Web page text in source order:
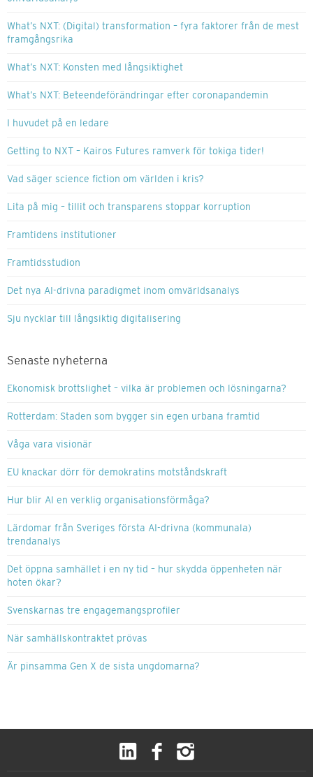
What’s NXT: (Digital) transformation – fyra faktorer från de mest
framgångsrika
What’s NXT: Konsten med långsiktighet
What’s NXT: Beteendeförändringar efter coronapandemin
I huvudet på en ledare
Getting to NXT – Kairos Futures ramverk för tokiga tider!
Vad säger science fiction om världen i kris?
Lita på mig – tillit och transparens stoppar korruption
Framtidens institutioner
Framtidsstudion
Det nya AI-drivna paradigmet inom omvärldsanalys
Sju nycklar till långsiktig digitalisering
Senaste nyheterna
Ekonomisk brottslighet – vilka är problemen och lösningarna?
Rotterdam: Staden som bygger sin egen urbana framtid
Våga vara visionär
EU knackar dörr för demokratins motståndskraft
Hur blir AI en verklig organisationsförmåga?
Lärdomar från Sveriges första AI-drivna (kommunala)
trendanalys
Det öppna samhället i en ny tid – hur skydda öppenheten när
hoten ökar?
Svenskarnas tre engagemangsprofiler
När samhällskontraktet prövas
Är pinsamma Gen X de sista ungdomarna?